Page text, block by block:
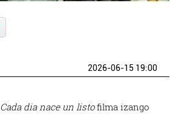
2026-06-15 19:00
Cada dia nace un listofilma izango